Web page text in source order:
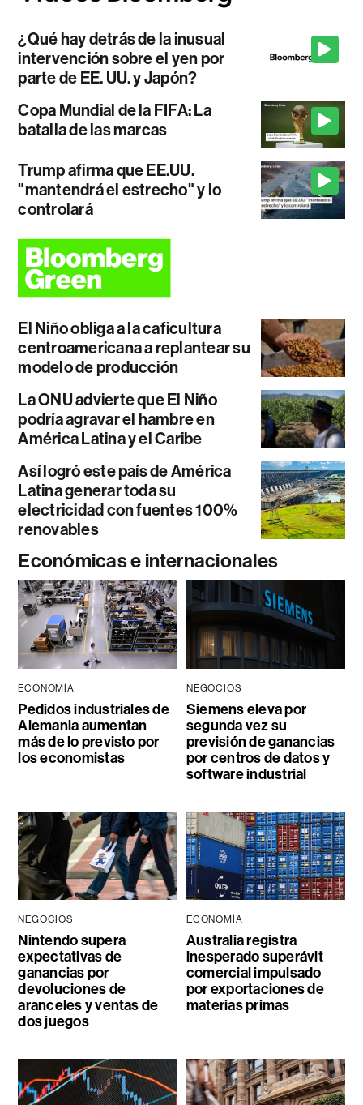
¿Qué hay detrás de la inusual
intervención sobre el yen por
parte de EE. UU. y Japón?
Copa Mundial de la FIFA: La
batalla de las marcas
Trump afirma que EE.UU.
"mantendrá el estrecho" y lo
controlará
El Niño obliga a la caficultura
centroamericana a replantear su
modelo de producción
La ONU advierte que El Niño
podría agravar el hambre en
América Latina y el Caribe
Así logró este país de América
Latina generar toda su
electricidad con fuentes 100%
renovables
Económicas e internacionales
ECONOMÍA
Pedidos industriales de
Alemania aumentan
más de lo previsto por
los economistas
NEGOCIOS
Siemens eleva por
segunda vez su
previsión de ganancias
por centros de datos y
software industrial
NEGOCIOS
Nintendo supera
expectativas de
ganancias por
devoluciones de
aranceles y ventas de
dos juegos
ECONOMÍA
Australia registra
inesperado superávit
comercial impulsado
por exportaciones de
materias primas